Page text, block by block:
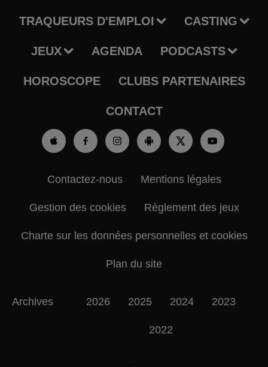
TRAQUEURS D'EMPLOI CASTING
JEUX AGENDA PODCASTS
HOROSCOPE CLUBS PARTENAIRES
CONTACT
Contactez-nous Mentions légales
Gestion des cookies Règlement des jeux
Charte sur les données personnelles et cookies
Plan du site
Archives 2026 2025 2024 2023
2022